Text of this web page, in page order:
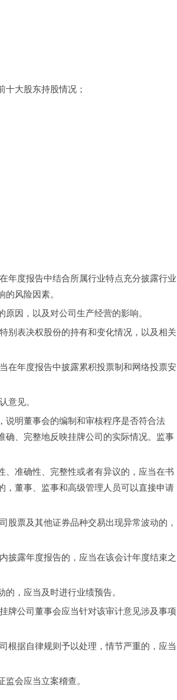
大股东持股情况；
度报告中结合所属行业特点充分披露行业
风险因素。
因，以及对公司生产经营的影响。
表决权股份的持有和变化情况，以及相关
年度报告中披露累积投票制和网络投票安
意见。
明董事会的编制和审核程序是否符合法
确、完整地反映挂牌公司的实际情况。监事
准确性、完整性或者有异议的，应当在书
，董事、监事和高级管理人员可以直接申请
票及其他证券品种交易出现异常波动的，
露年度报告的，应当在该会计年度结束之
，应当及时进行业绩预告。
公司董事会应当针对该审计意见涉及事项
据自律规则予以处理，情节严重的，应当
会应当立案稽查。